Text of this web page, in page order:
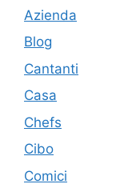
Azienda
Blog
Cantanti
Casa
Chefs
Cibo
Comici